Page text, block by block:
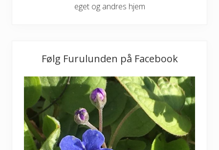
eget og andres hjem
Følg Furulunden på Facebook